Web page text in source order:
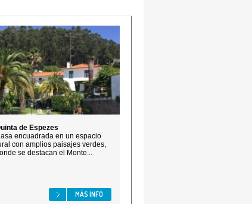
de Espezes
encuadrada en un espacio
con amplios paisajes verdes,
se destacan el Monte...
MÁS INFO